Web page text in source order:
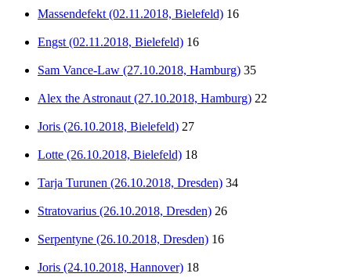
Massendefekt (02.11.2018, Bielefeld) 16
Engst (02.11.2018, Bielefeld) 16
Sam Vance-Law (27.10.2018, Hamburg) 35
Alex the Astronaut (27.10.2018, Hamburg) 22
Joris (26.10.2018, Bielefeld) 27
Lotte (26.10.2018, Bielefeld) 18
Tarja Turunen (26.10.2018, Dresden) 34
Stratovarius (26.10.2018, Dresden) 26
Serpentyne (26.10.2018, Dresden) 16
Joris (24.10.2018, Hannover) 18